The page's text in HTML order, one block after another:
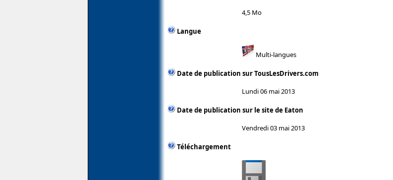
4,5 Mo
Langue
Multi-langues
Date de publication sur TousLesDrivers.com
Lundi 06 mai 2013
Date de publication sur le site de Eaton
Vendredi 03 mai 2013
Téléchargement